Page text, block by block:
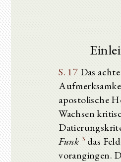
S. 17 Das
apostolische
Wachsen
Funk 3 das
vorangingen.